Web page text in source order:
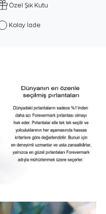
Özel Şık Kutu
Kolay İade